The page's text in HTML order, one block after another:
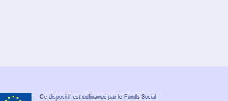
Ce dispositif est cofinancé par le Fonds Social